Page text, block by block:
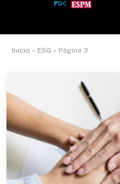
Início » ESG » Página 3